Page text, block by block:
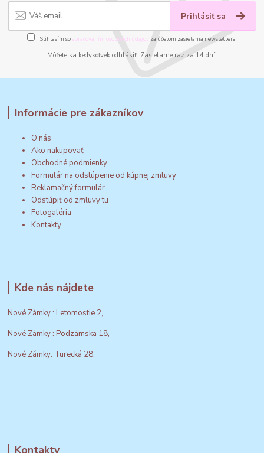
Prihlásiť sa
Súhlasím sospracovaním osobných údajov za účelom zasielania newslettera.
Môžete sa kedykoľvek odhlásiť. Zasielame raz za 14 dní.
Informácie pre zákazníkov
O nás
Ako nakupovať
Obchodné podmienky
Formulár na odstúpenie od kúpnej zmluvy
Reklamačný formulár
Odstúpiť od zmluvy tu
Fotogaléria
Kontakty
Kde nás nájdete
Nové Zámky : Letomostie 2,
Nové Zámky : Podzámska 18,
Nové Zámky: Turecká 28,
Kontakty